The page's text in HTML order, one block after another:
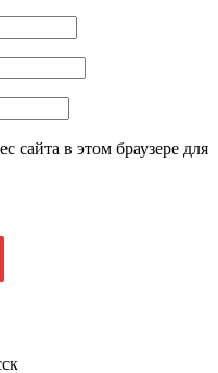
сайта в этом браузере для